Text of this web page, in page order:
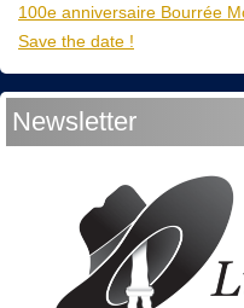
100e anniversaire Bourrée
Save the date !
Newsletter